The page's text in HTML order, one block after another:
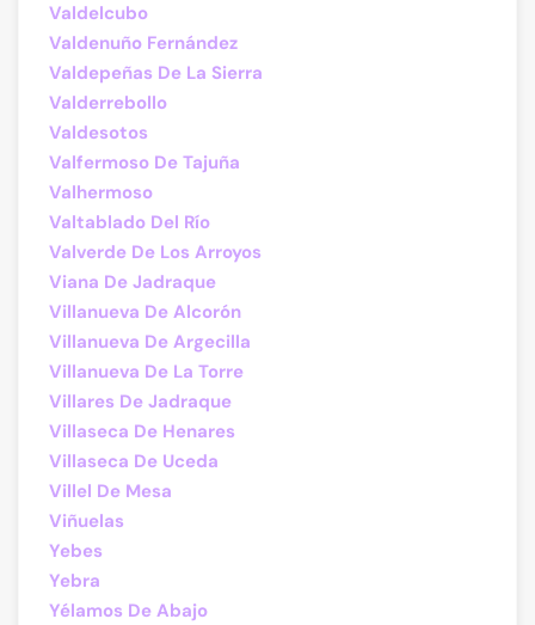
Valdelcubo
Valdenuño Fernández
Valdepeñas De La Sierra
Valderrebollo
Valdesotos
Valfermoso De Tajuña
Valhermoso
Valtablado Del Río
Valverde De Los Arroyos
Viana De Jadraque
Villanueva De Alcorón
Villanueva De Argecilla
Villanueva De La Torre
Villares De Jadraque
Villaseca De Henares
Villaseca De Uceda
Villel De Mesa
Viñuelas
Yebes
Yebra
Yélamos De Abajo